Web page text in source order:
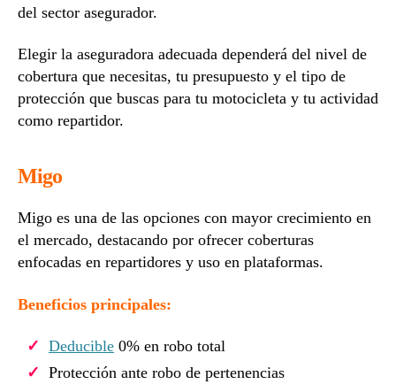
del sector asegurador.
Elegir la aseguradora adecuada dependerá del nivel de
cobertura que necesitas, tu presupuesto y el tipo de
protección que buscas para tu motocicleta y tu actividad
como repartidor.
Migo
Migo es una de las opciones con mayor crecimiento en
el mercado, destacando por ofrecer coberturas
enfocadas en repartidores y uso en plataformas.
Beneficios principales:
Deducible 0% en robo total
Protección ante robo de pertenencias